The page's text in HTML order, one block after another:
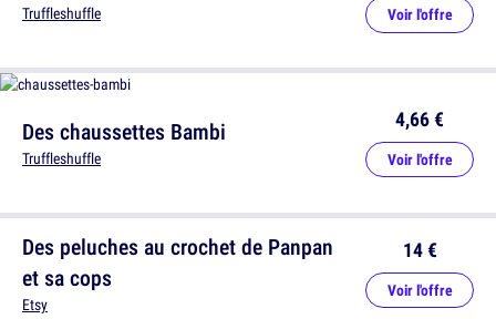
Truffleshuffle Voir l'offre
Des chaussettes Bambi
Truffleshuffle
4,66 €
Voir l'offre
Des peluches au crochet de Panpan
et sa cops
Etsy
14 €
Voir l'offre